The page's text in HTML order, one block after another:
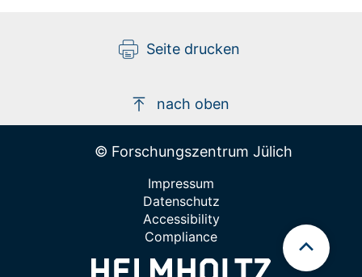
Seite drucken
nach oben
© Forschungszentrum Jülich
Impressum
Datenschutz
Accessibility
Compliance